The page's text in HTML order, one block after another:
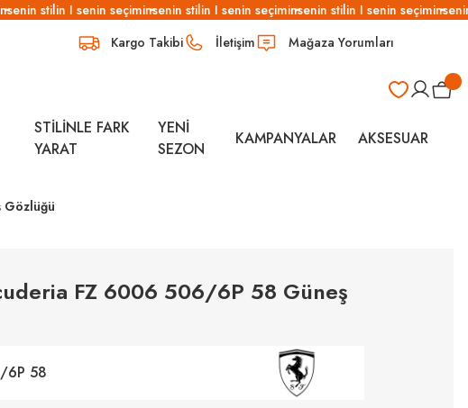
stilin I senin seçiminsenin stilin I senin seçiminsenin stilin I senin seçiminsenin
Kargo Takibi İletişim Mağaza Yorumları
STİLİNLE FARK
YARAT
YENİ
SEZON
KAMPANYALAR AKSESUAR
FZ 6006 506/6P 58 Güneş
6P 58